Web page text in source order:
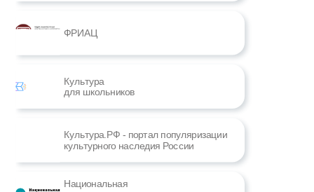
ФРИАЦ
Культура
для школьников
Культура.РФ - портал популяризации
культурного наследия России
Национальная